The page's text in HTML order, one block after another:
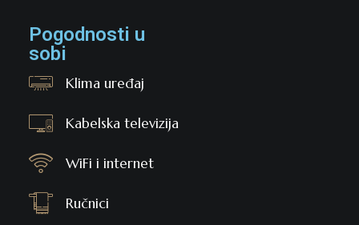
Pogodnosti u
sobi
Klima uređaj
Kabelska televizija
WiFi i internet
Ručnici